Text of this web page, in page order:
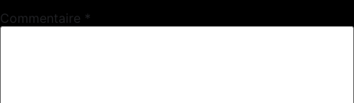
Commentaire *